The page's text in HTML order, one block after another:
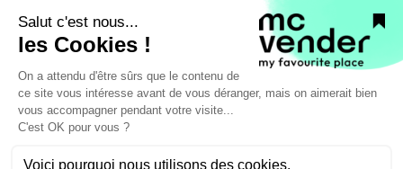
PAIEMENT SÉCURISÉ
NOUS SUIVRE